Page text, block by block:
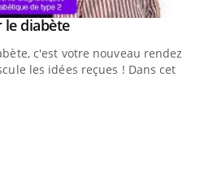
le diabèteYoutube
c'est votre nouveau rendez-
les idées reçues ! Dans cet